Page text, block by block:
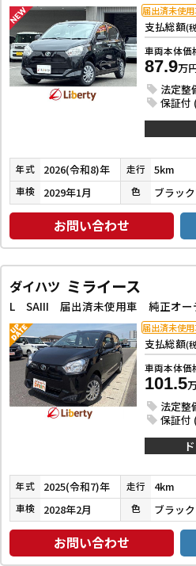
支払総額(
車両本体価
87.9万
法定整
保証付
届出済未使
年式 2026(令和8)年 走行 5km
車検 2029年1月 色
お問い合わせ
ダイハツ ミライース
支払総額(
車両本体価
101.5
法定整
保証付
届出済未使
年式 2025(令和7)年 走行 4km
車検 2028年2月 色
お問い合わせ